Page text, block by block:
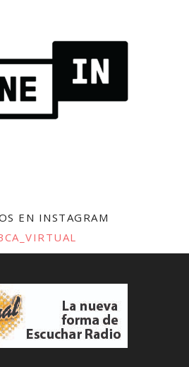
EN INSTAGRAM